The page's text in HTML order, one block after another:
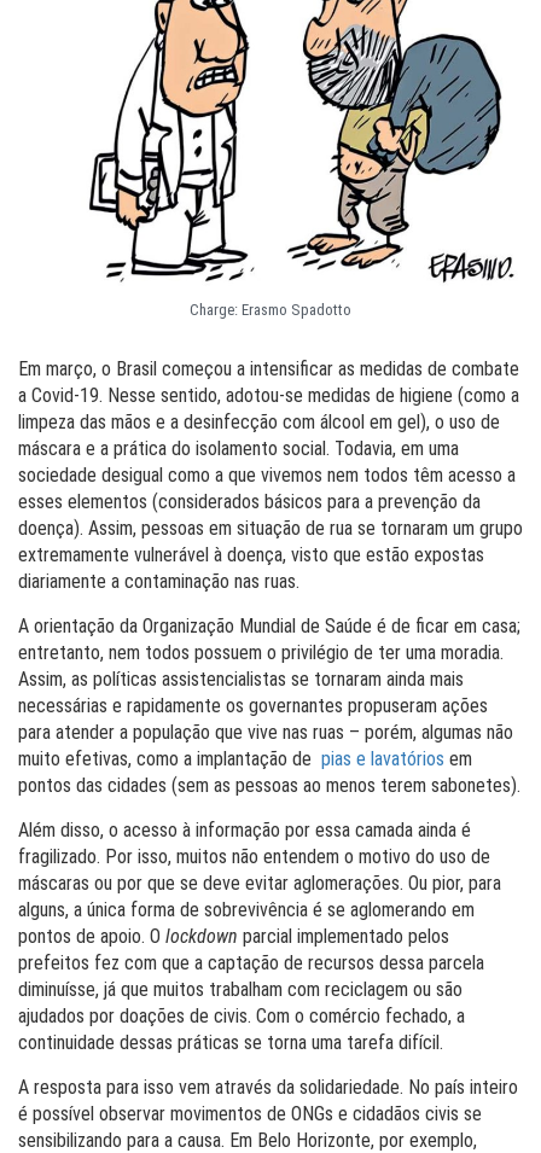
Charge: Erasmo Spadotto
Em março, o Brasil começou a intensificar as medidas de combate
a Covid-19. Nesse sentido, adotou-se medidas de higiene (como a
limpeza das mãos e a desinfecção com álcool em gel), o uso de
máscara e a prática do isolamento social. Todavia, em uma
sociedade desigual como a que vivemos nem todos têm acesso a
esses elementos (considerados básicos para a prevenção da
doença). Assim, pessoas em situação de rua se tornaram um grupo
extremamente vulnerável à doença, visto que estão expostas
diariamente a contaminação nas ruas.
A orientação da Organização Mundial de Saúde é de ficar em casa;
entretanto, nem todos possuem o privilégio de ter uma moradia.
Assim, as políticas assistencialistas se tornaram ainda mais
necessárias e rapidamente os governantes propuseram ações
para atender a população que vive nas ruas – porém, algumas não
muito efetivas, como a implantação de pias e lavatórios em
pontos das cidades (sem as pessoas ao menos terem sabonetes).
Além disso, o acesso à informação por essa camada ainda é
fragilizado. Por isso, muitos não entendem o motivo do uso de
máscaras ou por que se deve evitar aglomerações. Ou pior, para
alguns, a única forma de sobrevivência é se aglomerando em
pontos de apoio. O lockdown parcial implementado pelos
prefeitos fez com que a captação de recursos dessa parcela
diminuísse, já que muitos trabalham com reciclagem ou são
ajudados por doações de civis. Com o comércio fechado, a
continuidade dessas práticas se torna uma tarefa difícil.
A resposta para isso vem através da solidariedade. No país inteiro
é possível observar movimentos de ONGs e cidadãos civis se
sensibilizando para a causa. Em Belo Horizonte, por exemplo,